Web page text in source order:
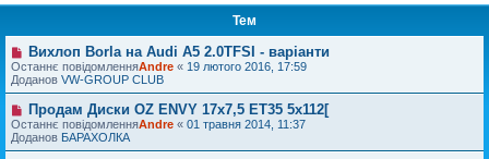
Тем
Н
о
в
е
п
о
в
і
д
Вихлоп Borla на Audi A5 2.0TFSI - варіанти
Останнє повідомленняAndre « 19 лютого 2016, 17:59
Доданов VW-GROUP CLUB
Н
о
в
е
Продам Диски OZ ENVY 17x7,5 ET35 5x112[
Останнє повідомленняAndre « 01 травня 2014, 11:37
Доданов БАРАХОЛКА